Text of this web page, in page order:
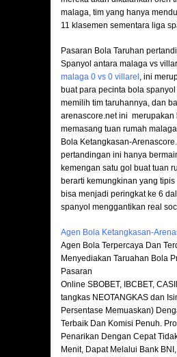
malaga, tim yang hanya
11 klasemen sementara liga
Pasaran Bola Taruhan
Spanyol antara malaga vs
malaga 0 vs 0 villarel , ini
buat para pecinta bola
memilih tim taruhannya, dan
arenascore.net ini merupakan
memasang tuan rumah
Bola Ketangkasan-
pertandingan ini hanya
kemengan satu gol buat tuan
berarti kemungkinan yang
bisa menjadi peringkat ke 6
spanyol menggantikan real
Agen Bola Ketangkasan-
Agen Bola Terpercaya Dan
Menyediakan Taruahan Bola
Pasaran
Online SBOBET, IBCBET,
tangkas NEOTANGKAS dan
Persentase Memuaskan)
Terbaik Dan Komisi Penuh.
Penarikan Dengan Cepat
Menit, Dapat Melalui Bank